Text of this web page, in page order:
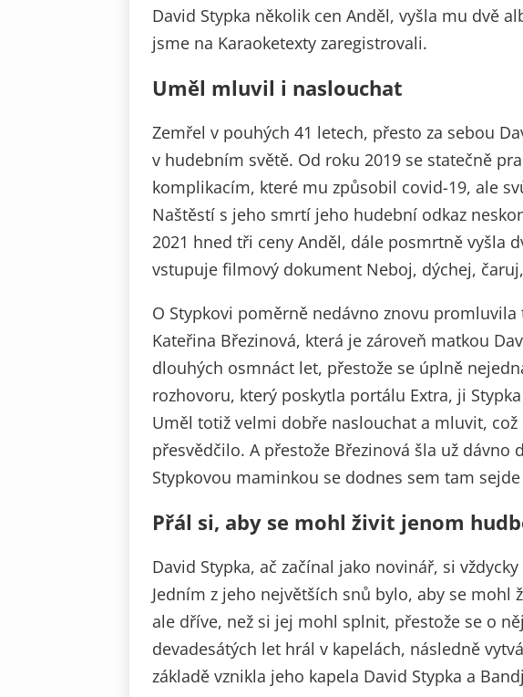
David Stypka několik cen Anděl, vyšla mu dvě
jsme na Karaoketexty zaregistrovali.
Uměl mluvil i naslouchat
Zemřel v pouhých 41 letech, přesto za sebou
v hudebním světě. Od roku 2019 se statečně
komplikacím, které mu způsobil covid-19, ale
Naštěstí s jeho smrtí jeho hudební odkaz
2021 hned tři ceny Anděl, dále posmrtně vyšla
vstupuje filmový dokument Neboj, dýchej,
O Stypkovi poměrně nedávno znovu
Kateřina Březinová, která je zároveň matkou
dlouhých osmnáct let, přestože se úplně
rozhovoru, který poskytla portálu Extra, ji
Uměl totiž velmi dobře naslouchat a mluvit,
přesvědčilo. A přestože Březinová šla už dávno
Stypkovou maminkou se dodnes sem tam
Přál si, aby se mohl živit jenom
David Stypka, ač začínal jako novinář, si
Jedním z jeho největších snů bylo, aby se mohl
ale dříve, než si jej mohl splnit, přestože se o
devadesátých let hrál v kapelách, následně
základě vznikla jeho kapela David Stypka a